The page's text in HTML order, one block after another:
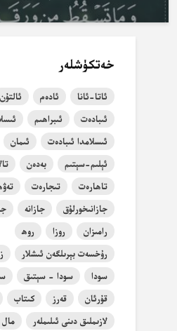
خەتكۈشلەر
ئاتا-ئانا ئادەم ئالتۇن
ئىبادەت
ئىبراھىم
ئىسلامدا ئىبادەت
ئىمان
ئېلىم-سېتىم
بەدەن
تاھارەت
تىجارەت
جازانىخورلۇق
جازانە
رامىزان
روزا
روھ
رۇخسەت بېرىلگەن ئىشلار
سودا
سودا - سېتىق
قۇرئان
قەرز كىتاب
لازىملىق دىنى ئىلىملەر
مال